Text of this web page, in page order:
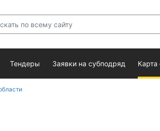
Тендеры Заявки на субподряд Карта